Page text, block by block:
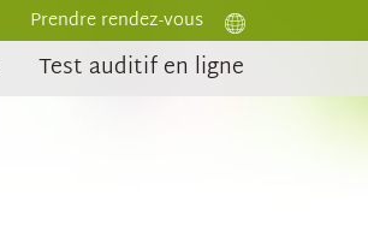
Prendre rendez-vous
Test auditif en ligne